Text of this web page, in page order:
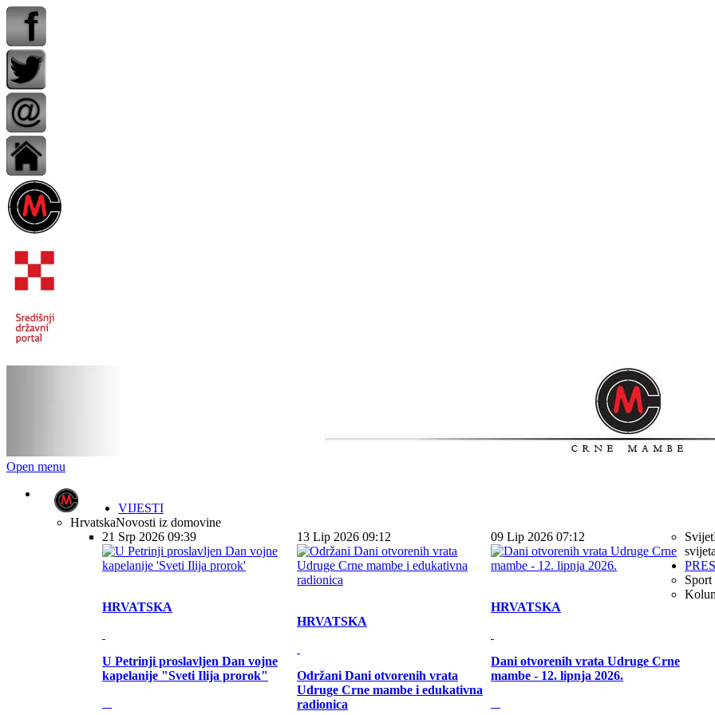
Open menu
VIJESTI
HrvatskaNovosti iz domovine
21 Srp 2026 09:39
HRVATSKA
U Petrinji proslavljen Dan vojne
kapelanije "Sveti Ilija prorok"
13 Lip 2026 09:12
HRVATSKA
Održani Dani otvorenih vrata
Udruge Crne mambe i edukativna
radionica
09 Lip 2026 07:12
HRVATSKA
Dani otvorenih vrata Udruge Crne
mambe - 12. lipnja 2026.
Svijet
svijeta
Sport